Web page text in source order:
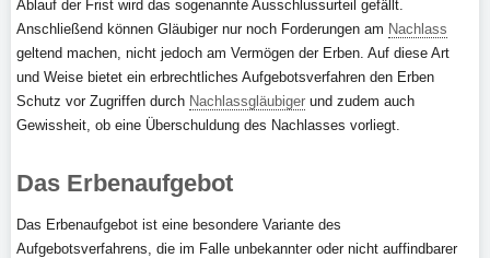
Ablauf der Frist wird das sogenannte Ausschlussurteil gefällt.
Anschließend können Gläubiger nur noch Forderungen am Nachlass
geltend machen, nicht jedoch am Vermögen der Erben. Auf diese Art
und Weise bietet ein erbrechtliches Aufgebotsverfahren den Erben
Schutz vor Zugriffen durch Nachlassgläubiger und zudem auch
Gewissheit, ob eine Überschuldung des Nachlasses vorliegt.
Das Erbenaufgebot
Das Erbenaufgebot ist eine besondere Variante des
Aufgebotsverfahrens, die im Falle unbekannter oder nicht auffindbarer